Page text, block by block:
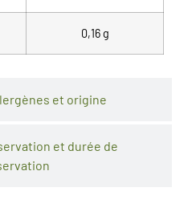
et origine
et durée de
0,16 g